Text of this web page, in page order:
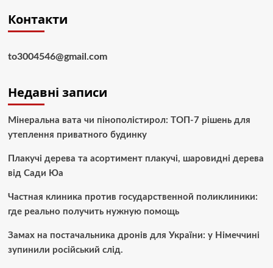
Контакти
to3004546@gmail.com
Недавні записи
Мінеральна вата чи пінополістирол: ТОП-7 рішень для
утеплення приватного будинку
Плакучі дерева та асортимент плакучі, шаровидні дерева
від Сади Юа
Частная клиника против государственной поликлиники:
где реально получить нужную помощь
Замах на постачальника дронів для України: у Німеччині
зупинили російський слід.